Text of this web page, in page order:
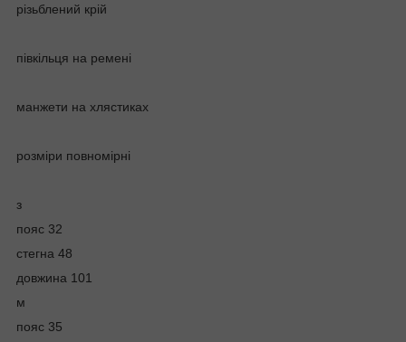
різьблений крій
півкільця на ремені
манжети на хлястиках
розміри повномірні
з
пояс 32
стегна 48
довжина 101
м
пояс 35